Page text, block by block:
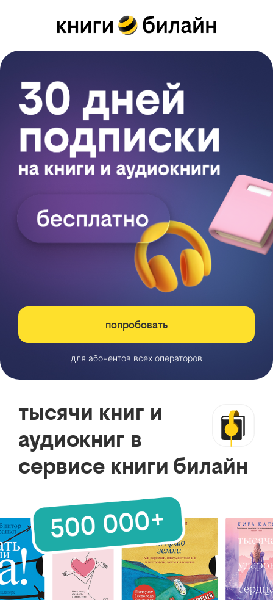
попробовать
для абонентов всех операторов
тысячи книг и
аудиокниг в
сервисе книги билайн